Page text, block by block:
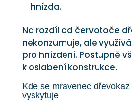
hnízda.
Na rozdíl od červotoče
nekonzumuje, ale
pro hnízdění. Postupně
k oslabení konstrukce.
Kde se mravenec dřevokaz
vyskytuje